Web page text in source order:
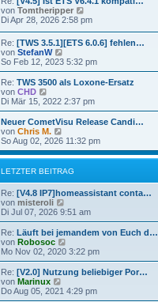
a
g
B
e
i
t
r
g
s
t
B
i
t
r
g
von Tomtheripper
e
e
s
e
B
i
t
r
g
Di Apr 28, 2026 2:58 pm
Re: [TWS 3.5.1][ETS 6.0.6] fehlen…
von StefanW
e
u
e
t
e
r
B
e
t
a
g
So Feb 12, 2023 5:32 pm
Re: TWS 3500 als Loxone-Ersatz
von CHD
e
u
e
s
t
e
r
B
e
i
t
r
a
g
Di Mär 15, 2022 2:37 pm
Neuer CometVisu Release Candi…
von Chris M.
e
u
e
s
r
B
e
i
t
r
a
g
So Aug 02, 2026 11:32 pm
LETZTER BEITRAG
Re: [V4.8 IP7]homeassistant conta…
von misteroli
e
u
e
s
t
e
r
B
e
Di Jul 07, 2026 9:51 am
Re: Läuft bei jemandem von Euch d…
von Robosoc
e
u
e
t
e
Mo Nov 02, 2020 3:22 pm
Re: [V2.0] Nutzung beliebiger Por…
von Marinux
e
u
Do Aug 05, 2021 4:29 pm